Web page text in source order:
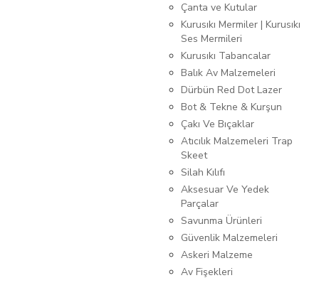
Çanta ve Kutular
Kurusıkı Mermiler | Kurusıkı
Ses Mermileri
Kurusıkı Tabancalar
Balık Av Malzemeleri
Dürbün Red Dot Lazer
Bot & Tekne & Kurşun
Çakı Ve Bıçaklar
Atıcılık Malzemeleri Trap
Skeet
Silah Kılıfı
Aksesuar Ve Yedek
Parçalar
Savunma Ürünleri
Güvenlik Malzemeleri
Askeri Malzeme
Av Fişekleri